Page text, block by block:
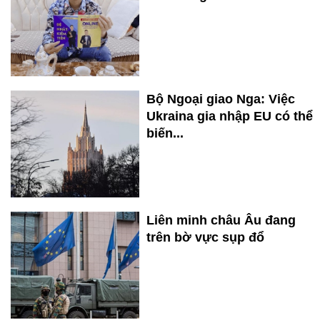
Bộ Ngoại giao Nga: Việc
Ukraina gia nhập EU có thể
biến...
Liên minh châu Âu đang
trên bờ vực sụp đổ